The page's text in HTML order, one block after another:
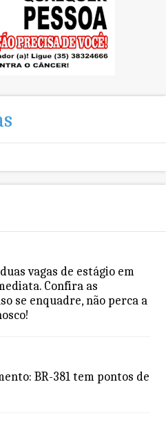
vagas de estágio em
Confira as
se enquadre, não perca a
BR-381 tem pontos de